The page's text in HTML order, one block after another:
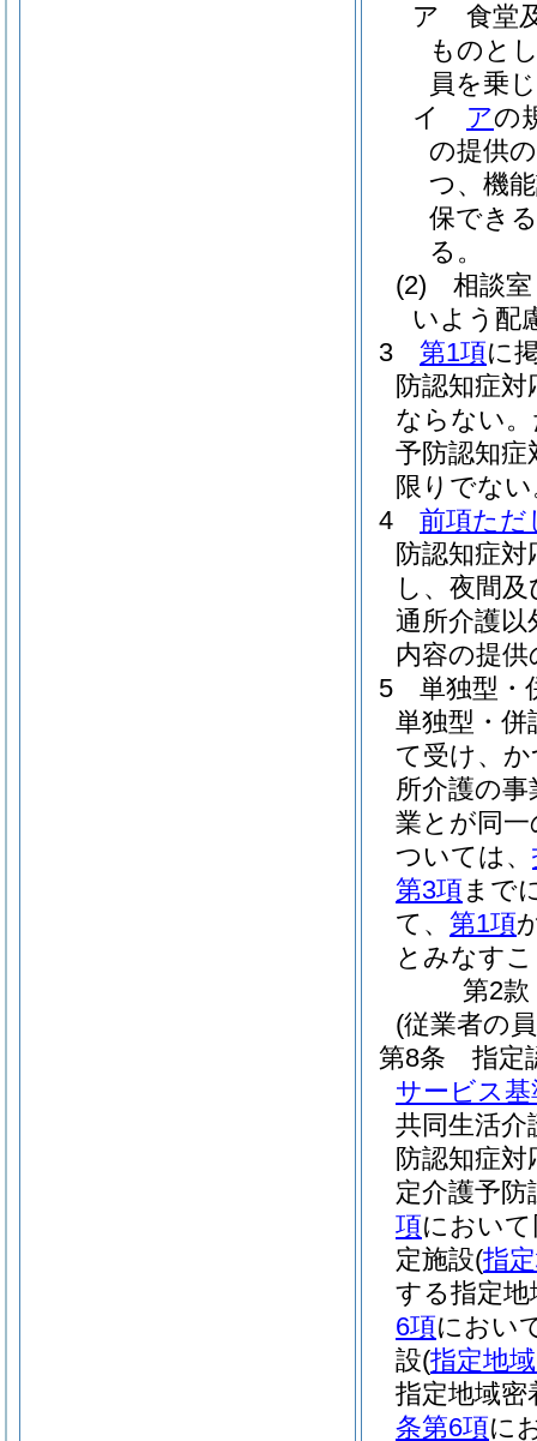
ア
食堂
ものと
員を乗
イ
アの
の提供
つ、機
保でき
る。
(2)
相談
いよう配
3
第1項に
防認知症
ならない。
予防認知
限りでな
4
前項ただ
防認知症
し、夜間
通所介護
内容の提
5
単独型・
単独型・併
て受け、
所介護の
業とが同
ついては、
第3項 まで
て、 第1項
とみなす
第2款
(従業者の
第8条
指定
サービス
共同生活介
防認知症
定介護予
項におい
定施設(指
する指定
6項におい
設(指定地
指定地域密
条第6項に